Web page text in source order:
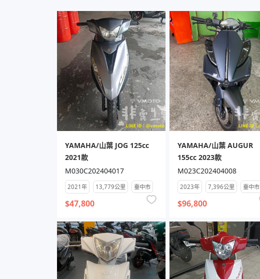
YAMAHA/山葉 JOG 125cc
2021款
M030C202404017
2021年 13,779公里 臺中市
$47,800
YAMAHA/山葉 AUGUR
155cc 2023款
M023C202404008
2023年 7,396公里 臺中市
$96,800